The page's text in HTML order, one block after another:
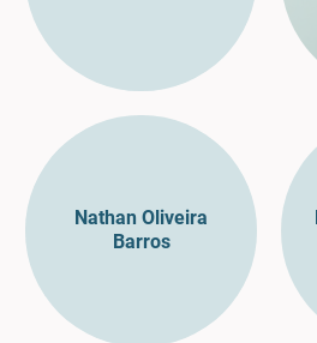
Nathan Oliveira
Barros